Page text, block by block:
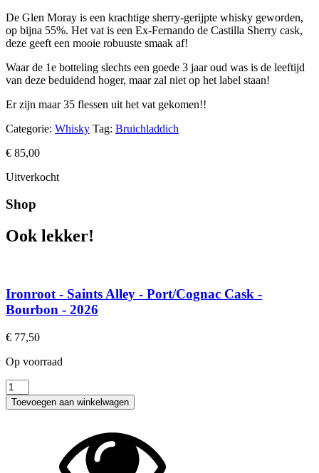
De Glen Moray is een krachtige sherry-gerijpte whisky geworden,
op bijna 55%. Het vat is een Ex-Fernando de Castilla Sherry cask,
deze geeft een mooie robuuste smaak af!
Waar de 1e botteling slechts een goede 3 jaar oud was is de leeftijd
van deze beduidend hoger, maar zal niet op het label staan!
Er zijn maar 35 flessen uit het vat gekomen!!
Categorie: Whisky Tag: Bruichladdich
€ 85,00
Uitverkocht
Shop
Ook lekker!
Ironroot - Saints Alley - Port/Cognac Cask -
Bourbon - 2026
€ 77,50
Op voorraad
Ironroot
-
Saints
Toevoegen aan winkelwagen